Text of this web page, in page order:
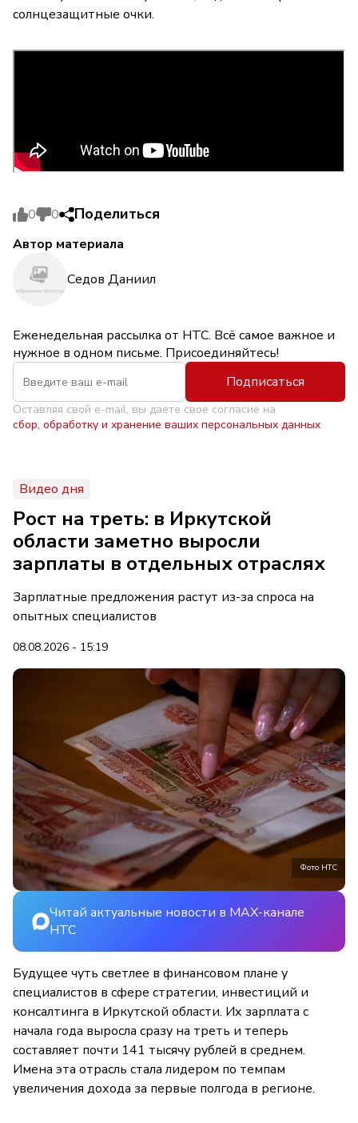
солнцезащитные очки.
0 0 Поделиться
Автор материала
Седов Даниил
Еженедельная рассылка от НТС. Всё самое важное и
нужное в одном письме. Присоединяйтесь!
Подписаться
Оставляя свой e-mail, вы даете свое согласие на
сбор, обработку и хранение ваших персональных данных
Видео дня
Рост на треть: в Иркутской
области заметно выросли
зарплаты в отдельных отраслях
Зарплатные предложения растут из-за спроса на
опытных специалистов
08.08.2026 - 15:19
Фото НТС
Читай актуальные новости в MAX-канале
НТС
Будущее чуть светлее в финансовом плане у
специалистов в сфере стратегии, инвестиций и
консалтинга в Иркутской области. Их зарплата с
начала года выросла сразу на треть и теперь
составляет почти 141 тысячу рублей в среднем.
Имена эта отрасль стала лидером по темпам
увеличения дохода за первые полгода в регионе.